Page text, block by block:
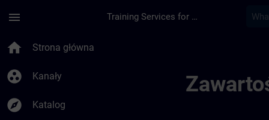
menu Training Services for Digital Industries
home Strona główna
group_work Kanały
explore Katalog